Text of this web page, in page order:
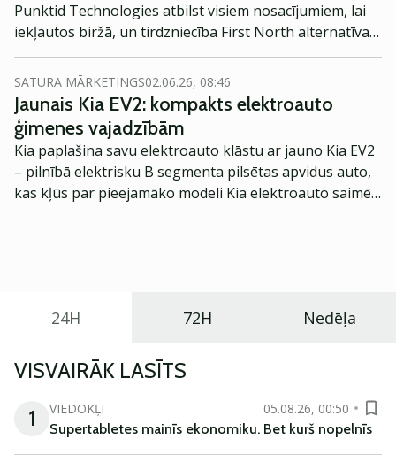
Punktid Technologies atbilst visiem nosacījumiem, lai
iekļautos biržā, un tirdzniecība First North alternatīvajā
tirgū varētu sākties ceturtdien.
SATURA MĀRKETINGS02.06.26, 08:46
Jaunais Kia EV2: kompakts elektroauto
ģimenes vajadzībām
Kia paplašina savu elektroauto klāstu ar jauno Kia EV2
– pilnībā elektrisku B segmenta pilsētas apvidus auto,
kas kļūs par pieejamāko modeli Kia elektroauto saimē
24H 72H Nedēļa
VISVAIRĀK LASĪTS
1
VIEDOKĻI
05.08.26, 00:50
Supertabletes mainīs ekonomiku. Bet kurš nopelnīs